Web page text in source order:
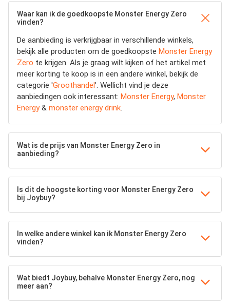
Waar kan ik de goedkoopste Monster Energy Zero
vinden?
De aanbieding is verkrijgbaar in verschillende winkels,
bekijk alle producten om de goedkoopste Monster Energy
Zero te krijgen. Als je graag wilt kijken of het artikel met
meer korting te koop is in een andere winkel, bekijk de
categorie 'Groothandel'. Wellicht vind je deze
aanbiedingen ook interessant: Monster Energy, Monster
Energy& monster energy drink
Wat is de prijs van Monster Energy Zero in
aanbieding?
Is dit de hoogste korting voor Monster Energy Zero
bij Joybuy?
In welke andere winkel kan ik Monster Energy Zero
vinden?
Wat biedt Joybuy, behalve Monster Energy Zero, nog
meer aan?